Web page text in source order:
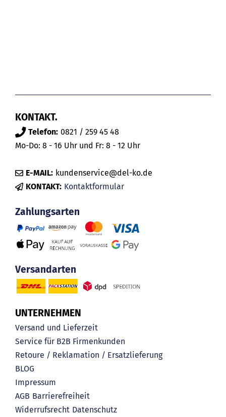
KONTAKT.
Telefon: 0821 / 259 45 48
Mo-Do: 8 - 16 Uhr und Fr: 8 - 12 Uhr
E-MAIL: kundenservice@del-ko.de
KONTAKT: Kontaktformular
Zahlungsarten
Versandarten
UNTERNEHMEN
Versand und Lieferzeit
Service für B2B Firmenkunden
Retoure / Reklamation / Ersatzlieferung
BLOG
Impressum
AGB Barrierefreiheit
Widerrufsrecht Datenschutz